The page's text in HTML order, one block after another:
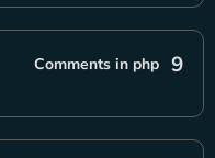
9
Comments in php